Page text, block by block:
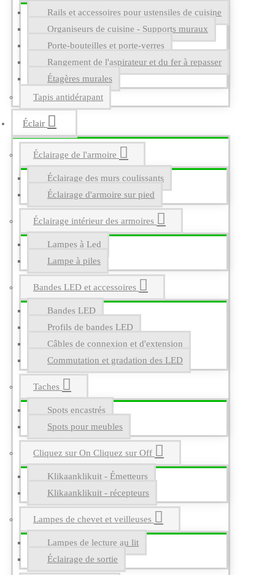
Rails et accessoires pour ustensiles de cuisine
Organiseurs de cuisine - Supports muraux
Porte-bouteilles et porte-verres
Rangement de l'aspirateur et du fer à repasser
Étagères murales
Tapis antidérapant
Éclair
Éclairage de l'armoire
Éclairage des murs coulissants
Éclairage d'armoire sur pied
Éclairage intérieur des armoires
Lampes à Led
Lampe à piles
Bandes LED et accessoires
Bandes LED
Profils de bandes LED
Câbles de connexion et d'extension
Commutation et gradation des LED
Taches
Spots encastrés
Spots pour meubles
Cliquez sur On Cliquez sur Off
Klikaanklikuit - Émetteurs
Klikaanklikuit - récepteurs
Lampes de chevet et veilleuses
Lampes de lecture au lit
Éclairage de sortie